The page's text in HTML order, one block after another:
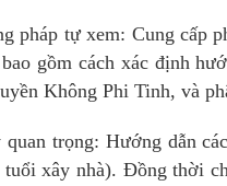
pháp tự xem: Cung cấp
gồm cách xác định
Không Phi Tinh, và
trọng: Hướng dẫn
xây nhà). Đồng thời